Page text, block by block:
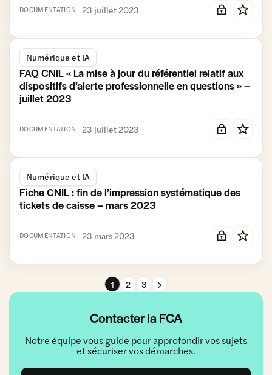
Contacter la FCA
Notre équipe vous guide pour approfondir vos sujets
et sécuriser vos démarches.
DOCUMENTATION 23 juillet 2023
Numérique et IA
FAQ CNIL « La mise à jour du référentiel relatif aux
dispositifs d’alerte professionnelle en questions » –
juillet 2023
DOCUMENTATION 23 juillet 2023
Numérique et IA
Fiche CNIL : fin de l’impression systématique des
tickets de caisse – mars 2023
DOCUMENTATION 23 mars 2023
1 2 3
Page suivante